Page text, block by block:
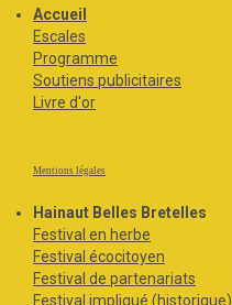
Accueil
Escales
Programme
Soutiens publicitaires
Livre d'or
Mentions légales
Hainaut Belles Bretelles
Festival en herbe
Festival écocitoyen
Festival de partenariats
Festival impliqué (historique)